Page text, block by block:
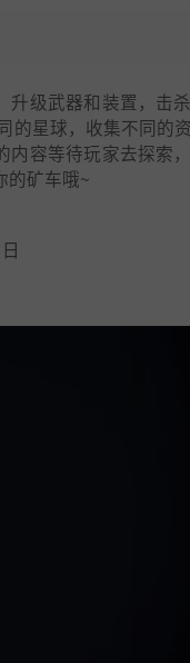
升级武器和装置，击
的星球，收集不同的
内容等待玩家去探索
的矿车哦~